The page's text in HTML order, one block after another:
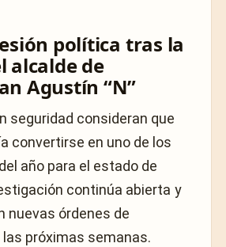
política tras la
alcalde de
Agustín “N”
seguridad consideran que
convertirse en uno de los
año para el estado de
continúa abierta y
nuevas órdenes de
próximas semanas.